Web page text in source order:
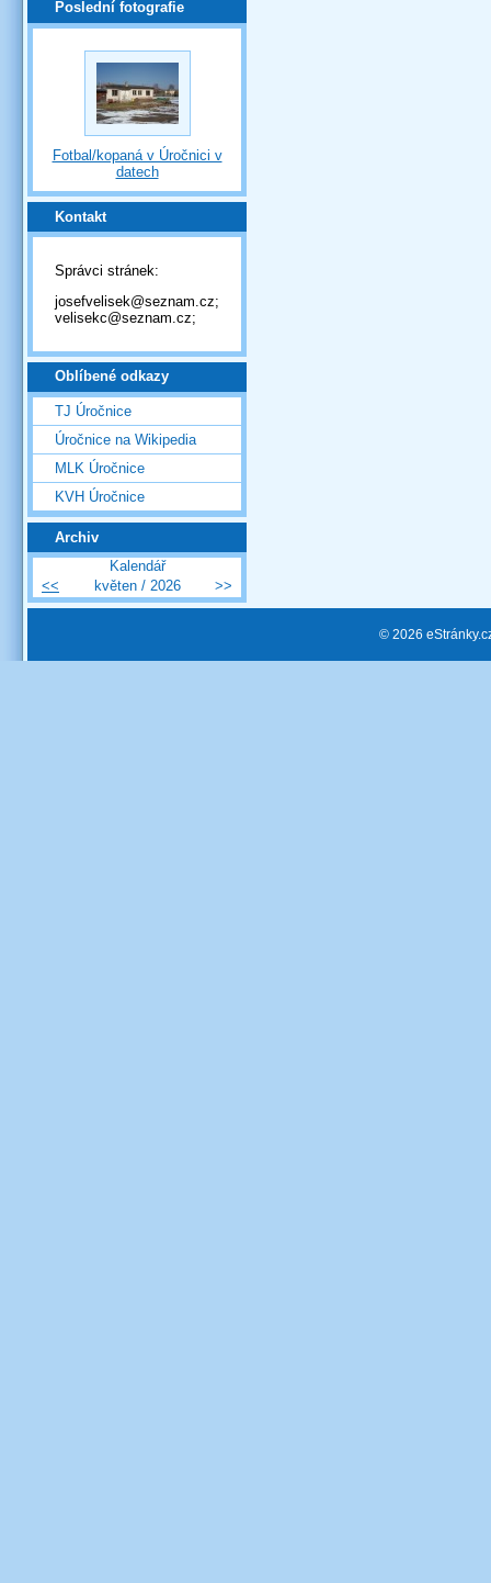
Poslední fotografie
Fotbal/kopaná v Úročnici v
datech
Kontakt
Správci stránek:
josefvelisek@seznam.cz;
velisekc@seznam.cz;
Oblíbené odkazy
TJ Úročnice
Úročnice na Wikipedia
MLK Úročnice
KVH Úročnice
Archiv
Kalendář
<<
květen / 2026 >>
© 2026